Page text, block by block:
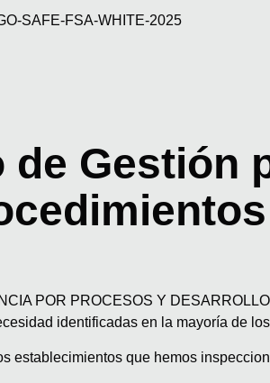
de Gestión
POR PROCESOS Y
identificadas en la mayoría de
establecimientos que hemos